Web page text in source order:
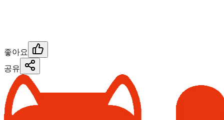
좋아요
공유